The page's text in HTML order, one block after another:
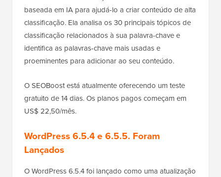
baseada em IA para ajudá-lo a criar conteúdo de alta
classificação. Ela analisa os 30 principais tópicos de
classificação relacionados à sua palavra-chave e
identifica as palavras-chave mais usadas e
proeminentes para adicionar ao seu conteúdo.
O SEOBoost está atualmente oferecendo um teste
gratuito de 14 dias. Os planos pagos começam em
US$ 22,50/mês.
WordPress 6.5.4 e 6.5.5. Foram
Lançados
O WordPress 6.5.4 foi lançado como uma atualização